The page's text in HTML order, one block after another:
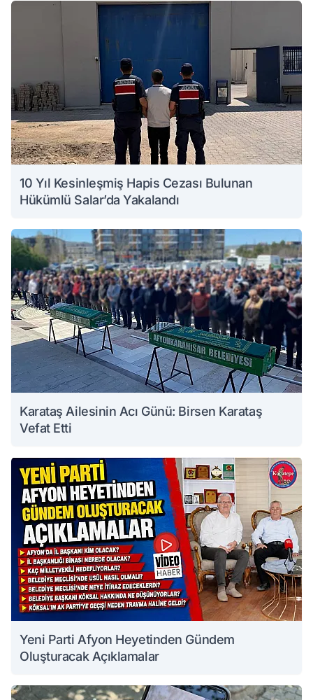
10 Yıl Kesinleşmiş Hapis Cezası Bulunan
Hükümlü Salar’da Yakalandı
Karataş Ailesinin Acı Günü: Birsen Karataş
Vefat Etti
Yeni Parti Afyon Heyetinden Gündem
Oluşturacak Açıklamalar